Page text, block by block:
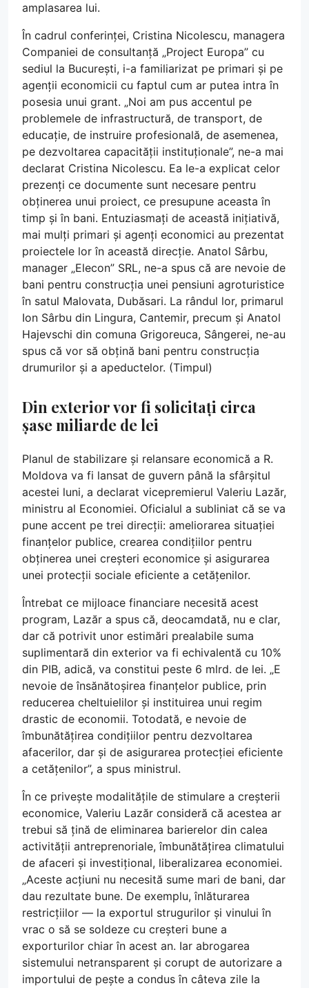
amplasarea lui.
În cadrul conferinței, Cristina Nicolescu, managera
Companiei de consultanță „Project Europa” cu
sediul la București, i-a familiarizat pe primari și pe
agenții economicii cu faptul cum ar putea intra în
posesia unui grant. „Noi am pus accentul pe
problemele de infrastructură, de transport, de
educație, de instruire profesională, de asemenea,
pe dezvoltarea capacității instituționale”, ne-a mai
declarat Cristina Nicolescu. Ea le-a explicat celor
prezenți ce documente sunt necesare pentru
obținerea unui proiect, ce presupune aceasta în
timp și în bani. Entuziasmați de această inițiativă,
mai mulți primari și agenți economici au prezentat
proiectele lor în această direcție. Anatol Sârbu,
manager „Elecon” SRL, ne-a spus că are nevoie de
bani pentru construcția unei pensiuni agroturistice
în satul Malovata, Dubăsari. La rândul lor, primarul
Ion Sârbu din Lingura, Cantemir, precum și Anatol
Hajevschi din comuna Grigoreuca, Sângerei, ne-au
spus că vor să obțină bani pentru construcția
drumurilor și a apeductelor. (Timpul)
Din exterior vor fi solicitați circa
șase miliarde de lei
Planul de stabilizare și relansare economică a R.
Moldova va fi lansat de guvern până la sfârșitul
acestei luni, a declarat vicepremierul Valeriu Lazăr,
ministru al Economiei. Oficialul a subliniat că se va
pune accent pe trei direcții: ameliorarea situației
finanțelor publice, crearea condițiilor pentru
obținerea unei creșteri economice și asigurarea
unei protecții sociale eficiente a cetățenilor.
Întrebat ce mijloace financiare necesită acest
program, Lazăr a spus că, deocamdată, nu e clar,
dar că potrivit unor estimări prealabile suma
suplimentară din exterior va fi echivalentă cu 10%
din PIB, adică, va constitui peste 6 mlrd. de lei. „E
nevoie de însănătoșirea finanțelor publice, prin
reducerea cheltuielilor și instituirea unui regim
drastic de economii. Totodată, e nevoie de
îmbunătățirea condițiilor pentru dezvoltarea
afacerilor, dar și de asigurarea protecției eficiente
a cetățenilor”, a spus ministrul.
În ce privește modalitățile de stimulare a creșterii
economice, Valeriu Lazăr consideră că acestea ar
trebui să țină de eliminarea barierelor din calea
activității antreprenoriale, îmbunătățirea climatului
de afaceri și investițional, liberalizarea economiei.
„Aceste acțiuni nu necesită sume mari de bani, dar
dau rezultate bune. De exemplu, înlăturarea
restricțiilor — la exportul strugurilor și vinului în
vrac o să se soldeze cu creșteri bune a
exporturilor chiar în acest an. Iar abrogarea
sistemului netransparent și corupt de autorizare a
importului de pește a condus în câteva zile la